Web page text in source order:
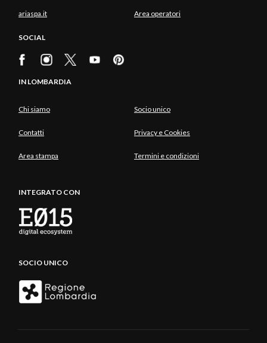
ariaspa.it Area operatori
SOCIAL
IN LOMBARDIA
Chi siamo Socio unico
Contatti Privacy e Cookies
Area stampa Termini e condizioni
INTEGRATO CON
SOCIO UNICO